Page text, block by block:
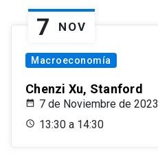
7 NOV
Macroeconomía
Chenzi Xu, Stanford
7 de Noviembre de 2023
13:30 a 14:30